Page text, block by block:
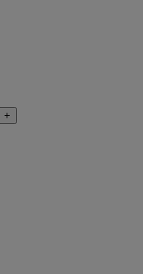
+